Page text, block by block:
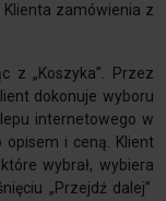
Klienta zamówienia z
z „Koszyka”. Przez
dokonuje wyboru
internetowego w
opisem i ceną. Klient
wybrał, wybiera
„Przejdź dalej”